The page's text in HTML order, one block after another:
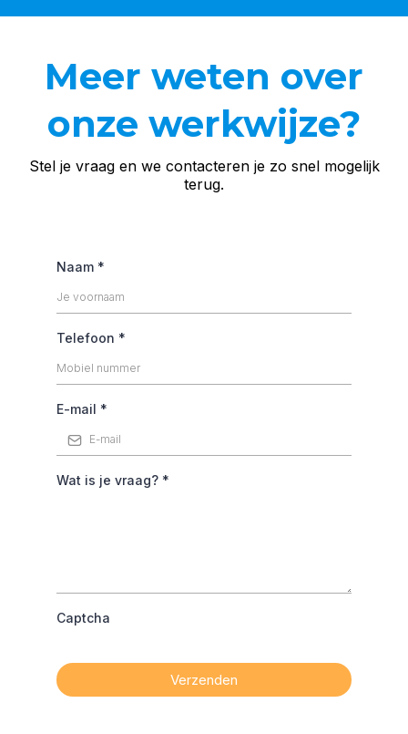
Meer weten over
onze werkwijze?
Stel je vraag en we contacteren je zo snel mogelijk
terug.
Naam *
Telefoon *
E-mail *
Wat is je vraag? *
Captcha
Verzenden